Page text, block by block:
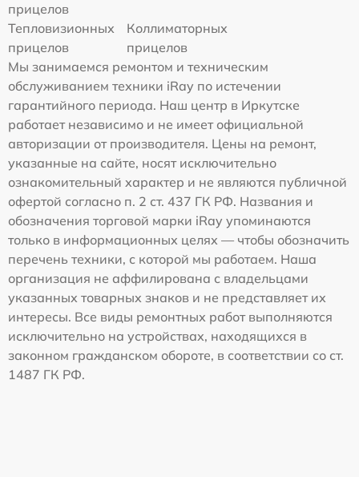
прицелов
Тепловизионных
прицелов
Коллиматорных
прицелов
Мы занимаемся ремонтом и техническим
обслуживанием техники iRay по истечении
гарантийного периода. Наш центр в Иркутске
работает независимо и не имеет официальной
авторизации от производителя. Цены на ремонт,
указанные на сайте, носят исключительно
ознакомительный характер и не являются публичной
офертой согласно п. 2 ст. 437 ГК РФ. Названия и
обозначения торговой марки iRay упоминаются
только в информационных целях — чтобы обозначить
перечень техники, с которой мы работаем. Наша
организация не аффилирована с владельцами
указанных товарных знаков и не представляет их
интересы. Все виды ремонтных работ выполняются
исключительно на устройствах, находящихся в
законном гражданском обороте, в соответствии со ст.
1487 ГК РФ.